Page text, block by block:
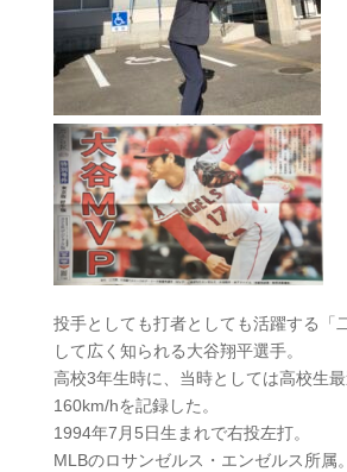
投手としても打者としても活躍する「
して広く知られる大谷翔平選手。
高校3年生時に、当時としては高校生
160km/hを記録した。
1994年7月5日生まれで右投左打。
MLBのロサンゼルス・エンゼルス所属。